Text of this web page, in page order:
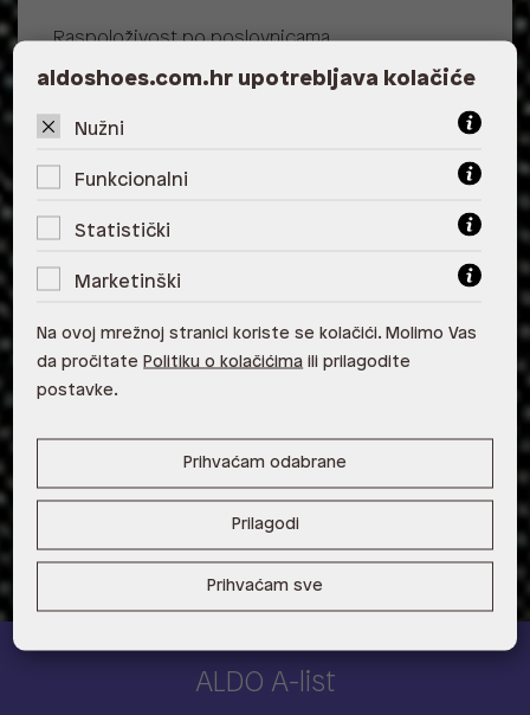
Raspoloživost po poslovnicama
Poslovnica Dostupno Na upit
ALDO, City Center One East 10000
Zagreb
ALDO, City Center One West
10000 Zagreb
ALDO, City Center One Split 21000
Split
ALDO A-list
aldoshoes.com.hr upotrebljava kolačiće
Nužni
Funkcionalni
Statistički
Marketinški
Na ovoj mrežnoj stranici koriste se kolačići. Molimo Vas
da pročitate Politiku o kolačićima ili prilagodite
postavke.
Prihvaćam odabrane
Prilagodi
Prihvaćam sve